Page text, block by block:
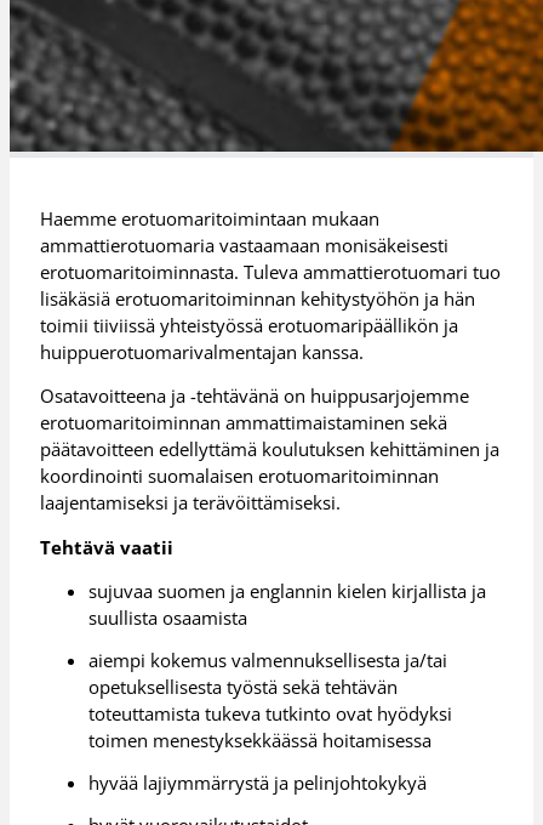
Haemme erotuomaritoimintaan mukaan
ammattierotuomaria vastaamaan monisäkeisesti
erotuomaritoiminnasta. Tuleva ammattierotuomari tuo
lisäkäsiä erotuomaritoiminnan kehitystyöhön ja hän
toimii tiiviissä yhteistyössä erotuomaripäällikön ja
huippuerotuomarivalmentajan kanssa.
Osatavoitteena ja -tehtävänä on huippusarjojemme
erotuomaritoiminnan ammattimaistaminen sekä
päätavoitteen edellyttämä koulutuksen kehittäminen ja
koordinointi suomalaisen erotuomaritoiminnan
laajentamiseksi ja terävöittämiseksi.
Tehtävä vaatii
sujuvaa suomen ja englannin kielen kirjallista ja
suullista osaamista
aiempi kokemus valmennuksellisesta ja/tai
opetuksellisesta työstä sekä tehtävän
toteuttamista tukeva tutkinto ovat hyödyksi
toimen menestyksekkäässä hoitamisessa
hyvää lajiymmärrystä ja pelinjohtokykyä